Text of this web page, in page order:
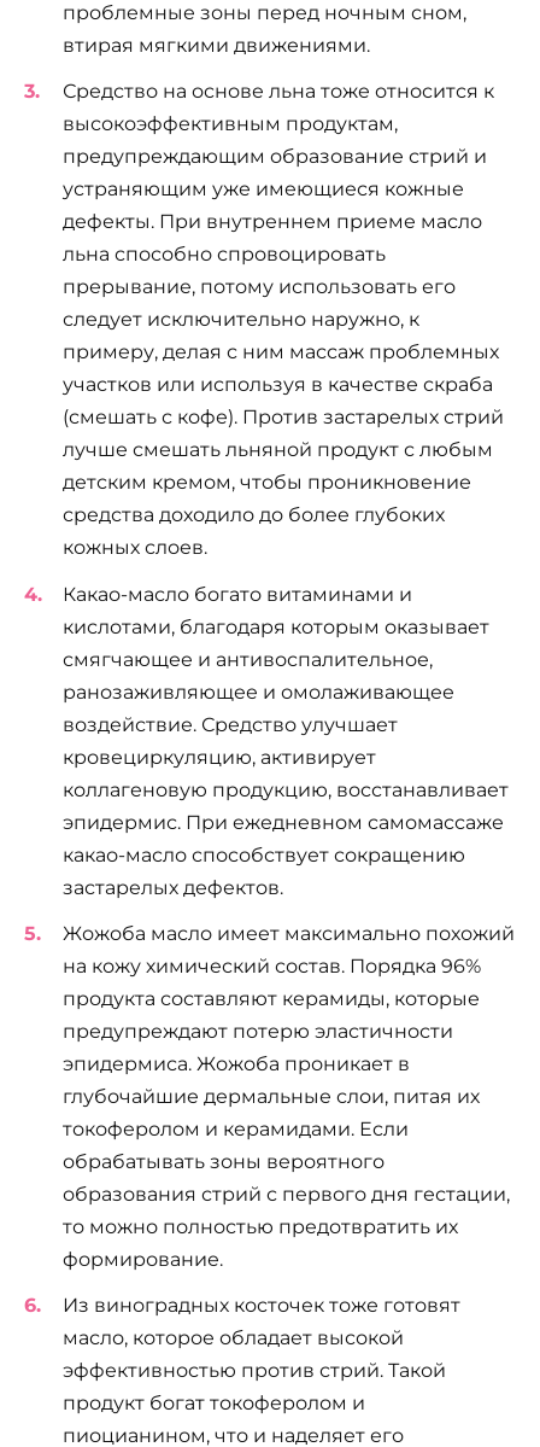
проблемные зоны перед ночным сном,
втирая мягкими движениями.
Средство на основе льна тоже относится к
высокоэффективным продуктам,
предупреждающим образование стрий и
устраняющим уже имеющиеся кожные
дефекты. При внутреннем приеме масло
льна способно спровоцировать
прерывание, потому использовать его
следует исключительно наружно, к
примеру, делая с ним массаж проблемных
участков или используя в качестве скраба
(смешать с кофе). Против застарелых стрий
лучше смешать льняной продукт с любым
детским кремом, чтобы проникновение
средства доходило до более глубоких
кожных слоев.
Какао-масло богато витаминами и
кислотами, благодаря которым оказывает
смягчающее и антивоспалительное,
ранозаживляющее и омолаживающее
воздействие. Средство улучшает
кровециркуляцию, активирует
коллагеновую продукцию, восстанавливает
эпидермис. При ежедневном самомассаже
какао-масло способствует сокращению
застарелых дефектов.
Жожоба масло имеет максимально похожий
на кожу химический состав. Порядка 96%
продукта составляют керамиды, которые
предупреждают потерю эластичности
эпидермиса. Жожоба проникает в
глубочайшие дермальные слои, питая их
токоферолом и керамидами. Если
обрабатывать зоны вероятного
образования стрий с первого дня гестации,
то можно полностью предотвратить их
формирование.
Из виноградных косточек тоже готовят
масло, которое обладает высокой
эффективностью против стрий. Такой
продукт богат токоферолом и
пиоцианином, что и наделяет его